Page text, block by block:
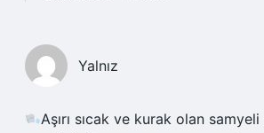
Yalnız
Aşırı sıcak ve kurak olan samyeli